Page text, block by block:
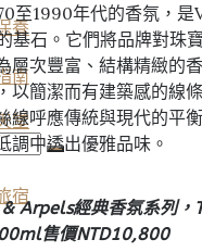
堂
宿
養
南
至1990年代的香氛，是
基石。它們將品牌對珠
層次豐富、結構精緻的
以簡潔而有建築感的線
線呼應傳統與現代的平
調中透出優雅品味。
Arpels經典香氛系列，
售價NTD10,800